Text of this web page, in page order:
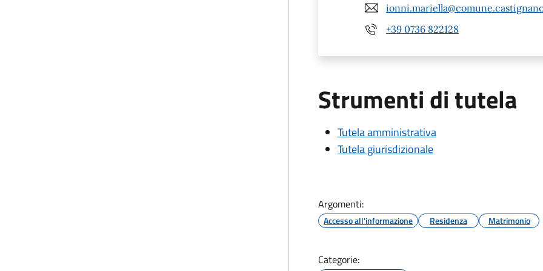
+39 0736 822128
Strumenti di tutela
Tutela amministrativa
Tutela giurisdizionale
Argomenti:
Accesso all'informazione Residenza Matrimonio
Categorie: